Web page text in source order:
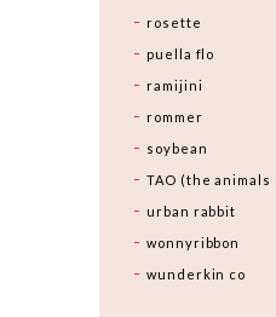
rosette
puella flo
ramijini
rommer
soybean
TAO (the
urban rabbit
wonnyribbon
wunderkin co